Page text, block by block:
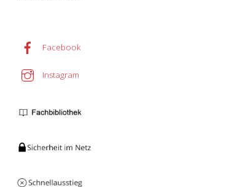
Facebook
Instagram